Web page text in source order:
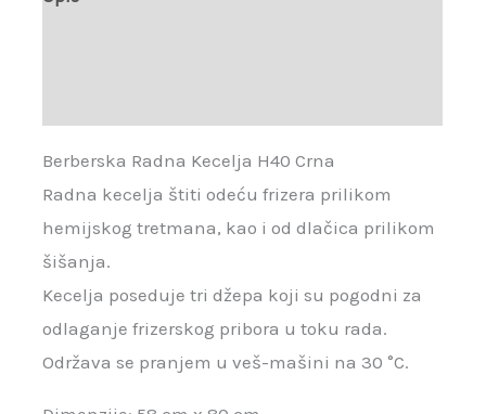
Berberska Radna Kecelja H40 Crna
Radna kecelja štiti odeću frizera prilikom
hemijskog tretmana, kao i od dlačica prilikom
šišanja.
Kecelja poseduje tri džepa koji su pogodni za
odlaganje frizerskog pribora u toku rada.
Održava se pranjem u veš-mašini na 30 °C.